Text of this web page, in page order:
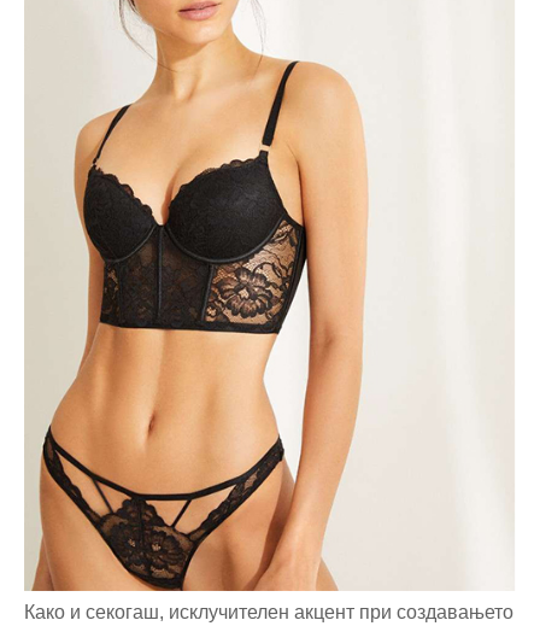
Како и секогаш, исклучителен акцент при создавањето